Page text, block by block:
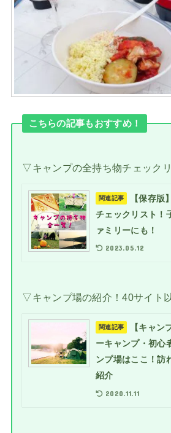
こちらの記事もおすすめ！
▽キャンプの全持ち物チェック
関連記事
【保存版
チェックリスト！
ァミリーにも！
2023.05.12
▽キャンプ場の紹介！40サイト
関連記事
【キャン
ーキャンプ・初心
ンプ場はここ！訪
紹介
2020.11.11